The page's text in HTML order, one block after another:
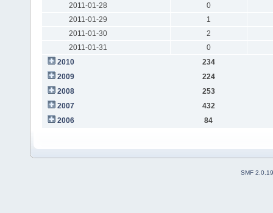
2011-01-28
0
2011-01-29
1
2011-01-30
2
2011-01-31
0
2010
234
2009
224
2008
253
2007
432
2006
84
SMF 2.0.19